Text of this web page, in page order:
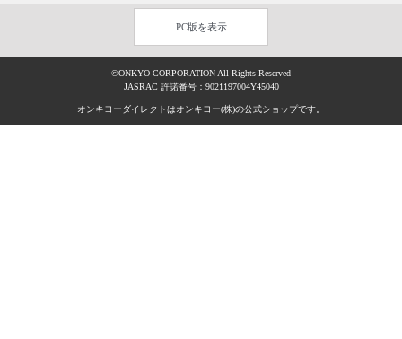
PC版を表示
©ONKYO CORPORATION All Rights Reserved
JASRAC 許諾番号：9021197004Y45040
オンキヨーダイレクトはオンキヨー(株)の公式ショップです。